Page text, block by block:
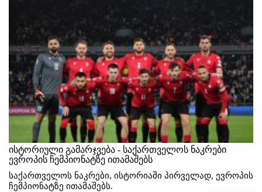
ისტორიული გამარჯვება - საქართველოს ნაკრები
ევროპის ჩემპიონატზე ითამაშებს
საქართველოს ნაკრები, ისტორიაში პირველად, ევროპის
ჩემპიონატზე ითამაშებს.